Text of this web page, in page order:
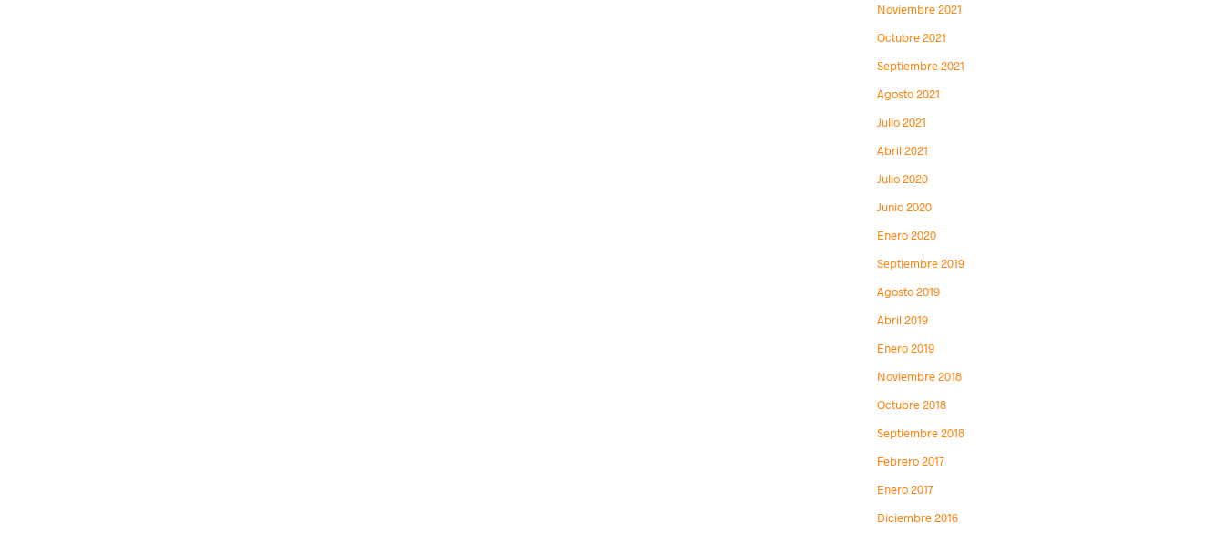
Noviembre 2021
Octubre 2021
Septiembre 2021
Agosto 2021
Julio 2021
Abril 2021
Julio 2020
Junio 2020
Enero 2020
Septiembre 2019
Agosto 2019
Abril 2019
Enero 2019
Noviembre 2018
Octubre 2018
Septiembre 2018
Febrero 2017
Enero 2017
Diciembre 2016